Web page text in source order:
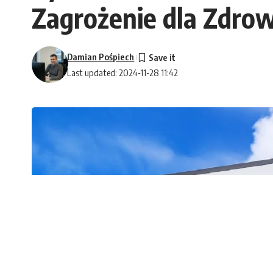
Zagrożenie dla
Last updated: 2024-11-28 11:42
Damian Pośpiech